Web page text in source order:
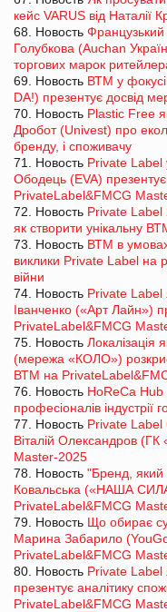
кейс VARUS від Наталії
68. Новость Французький
Голубкова (Auchan
торгових марок
69. Новость ВТМ у фокусі
DA!) презентує досвід
70. Новость Plastic Free
Дробот (Univest) про
бренду, і споживачу
71. Новость Private Label
Ободець (EVA) презентує
PrivateLabel&FMCG
72. Новость Private Label
як створити унікальну
73. Новость ВТМ в
виклики Private Label на
війни
74. Новость Private Label
Іванченко («Арт Лайн»)
PrivateLabel&FMCG
75. Новость Локалізація
(мережа «КОЛО») розкриє
ВТМ на
76. Новость HoReCa
професіоналів індустрії
77. Новость Private Label
Віталій Олександров
Master-2025
78. Новость "Бренд,
Ковальська («НАША
PrivateLabel&FMCG
79. Новость Що обирає
Марина Забарило
PrivateLabel&FMCG
80. Новость Private Label
презентує аналітику
PrivateLabel&FMCG